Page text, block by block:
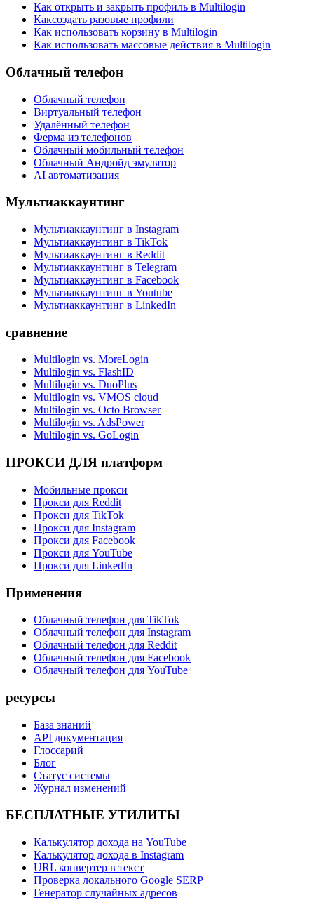
Как открыть и закрыть профиль в Multilogin
Каксоздать разовые профили
Как использовать корзину в Multilogin
Как использовать массовые действия в Multilogin
Облачный телефон
Облачный телефон
Виртуальный телефон
Удалённый телефон
Ферма из телефонов
Облачный мобильный телефон
Облачный Андройд эмулятор
AI автоматизация
Мультиаккаунтинг
Мультиаккаунтинг в Instagram
Мультиаккаунтинг в TikTok
Мультиаккаунтинг в Reddit
Мультиаккаунтинг в Telegram
Мультиаккаунтинг в Facebook
Мультиаккаунтинг в Youtube
Мультиаккаунтинг в LinkedIn
сравнение
Multilogin vs. MoreLogin
Multilogin vs. FlashID
Multilogin vs. DuoPlus
Multilogin vs. VMOS cloud
Multilogin vs. Octo Browser
Multilogin vs. AdsPower
Multilogin vs. GoLogin
ПРОКСИ ДЛЯ платформ
Мобильные прокси
Прокси для Reddit
Прокси для TikTok
Прокси для Instagram
Прокси для Facebook
Прокси для YouTube
Прокси для LinkedIn
Применения
Облачный телефон для TikTok
Облачный телефон для Instagram
Облачный телефон для Reddit
Облачный телефон для Facebook
Облачный телефон для YouTube
ресурсы
База знаний
API документация
Глоссарий
Блог
Статус системы
Журнал изменений
БЕСПЛАТНЫЕ УТИЛИТЫ
Калькулятор дохода на YouTube
Калькулятор дохода в Instagram
URL конвертер в текст
Проверка локального Google SERP
Генератор случайных адресов